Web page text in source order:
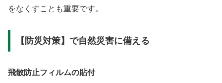
をなくすことも重要です。
【防災対策】で自然災害に備える
飛散防止フィルムの貼付